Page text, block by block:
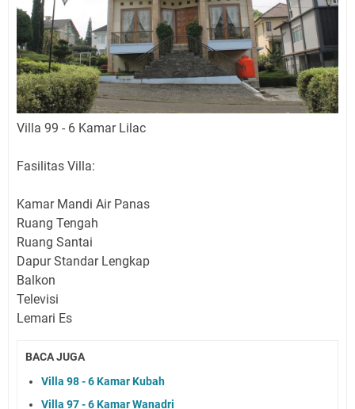
Villa 99 - 6 Kamar Lilac
Fasilitas Villa:
Kamar Mandi Air Panas
Ruang Tengah
Ruang Santai
Dapur Standar Lengkap
Balkon
Televisi
Lemari Es
BACA JUGA
Villa 98 - 6 Kamar Kubah
Villa 97 - 6 Kamar Wanadri